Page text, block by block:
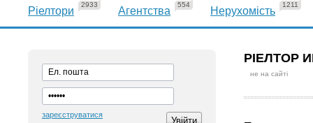
Ріелтори
2933
Агентства
554
Нерухомість
1211
зареєструватися
РІЕЛТОР
не на сайті